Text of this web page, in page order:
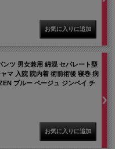
ンツ 男女兼用 綿混 セパレート型
マ 入院 院内着 術前術後 寝巻 病
ブルー ベージュ ジンベイ チ